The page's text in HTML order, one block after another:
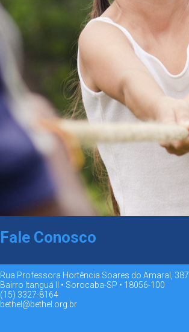
Fale Conosco
Rua Professora Hortência Soares do Amaral, 387
Bairro Itanguá II • Sorocaba-SP • 18056-100
(15) 3327-8164
bethel@bethel.org.br